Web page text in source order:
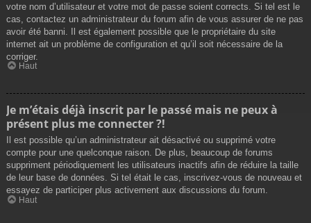
votre nom d’utilisateur et votre mot de passe soient corrects. Si tel est le
cas, contactez un administrateur du forum afin de vous assurer de ne pas
avoir été banni. Il est également possible que le propriétaire du site
internet ait un problème de configuration et qu’il soit nécessaire de la
corriger.
Haut
Je m’étais déjà inscrit par le passé mais ne peux à
présent plus me connecter ?!
Il est possible qu’un administrateur ait désactivé ou supprimé votre
compte pour une quelconque raison. De plus, beaucoup de forums
suppriment périodiquement les utilisateurs inactifs afin de réduire la taille
de leur base de données. Si tel était le cas, inscrivez-vous de nouveau et
essayez de participer plus activement aux discussions du forum.
Haut